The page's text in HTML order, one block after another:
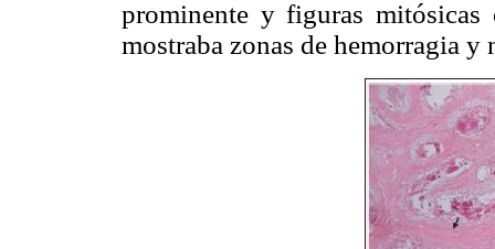
prominente y figuras mitósicas
mostraba zonas de hemorragia y